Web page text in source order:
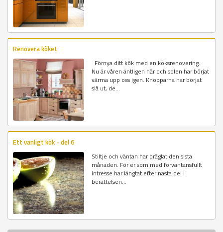
Renovera köket
Förnya ditt kök med en köksrenovering.
Nu är våren äntligen här och solen har börjat
värma upp oss igen. Knopparna har börjat
slå ut, de...
Ett vanligt kök - del 6
Stiltje och väntan har präglat den sista
månaden. För er som med förväntansfullt
intresse har längtat efter nästa del i
berättelsen...